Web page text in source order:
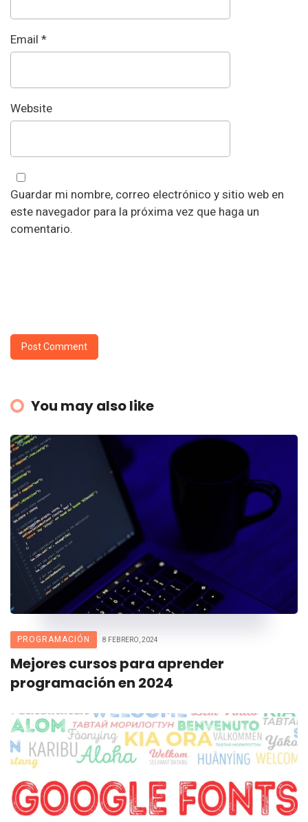
Email *
Website
Guardar mi nombre, correo electrónico y sitio web en
este navegador para la próxima vez que haga un
comentario.
You may also like
PROGRAMACIÓN 8 FEBRERO, 2024
Mejores cursos para aprender
programación en 2024